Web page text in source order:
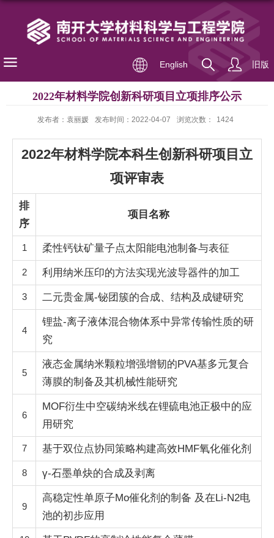
English 旧版
2022年材料学院创新科研项目立项排序公示
发布者：袁丽媛 发布时间：2022-04-07 浏览次数： 1424
2022年材料学院本科生创新科研项目立
项评审表
排
序
项目名称
1 柔性钙钛矿量子点太阳能电池制备与表征
2 利用纳米压印的方法实现光波导器件的加工
3 二元贵金属-铋团簇的合成、结构及成键研究
4
锂盐-离子液体混合物体系中异常传输性质的研
究
5
液态金属纳米颗粒增强增韧的PVA基多元复合
薄膜的制备及其机械性能研究
6
MOF衍生中空碳纳米线在锂硫电池正极中的应
用研究
7 基于双位点协同策略构建高效HMF氧化催化剂
8 γ-石墨单炔的合成及剥离
9
高稳定性单原子Mo催化剂的制备 及在Li-N2电
池的初步应用